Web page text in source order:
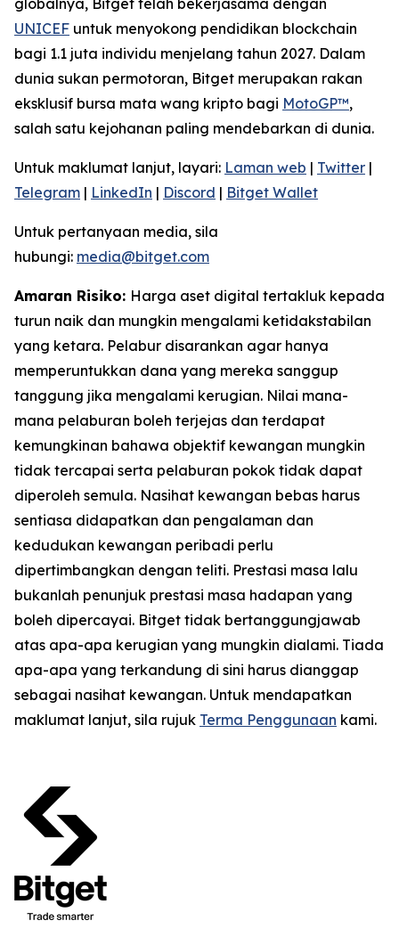
globalnya, Bitget telah bekerjasama dengan
UNICEF untuk menyokong pendidikan blockchain
bagi 1.1 juta individu menjelang tahun 2027. Dalam
dunia sukan permotoran, Bitget merupakan rakan
eksklusif bursa mata wang kripto bagi MotoGP™,
salah satu kejohanan paling mendebarkan di dunia.
Untuk maklumat lanjut, layari: Laman web | Twitter |
Telegram | LinkedIn | Discord | Bitget Wallet
Untuk pertanyaan media, sila
hubungi: media@bitget.com
Amaran Risiko: Harga aset digital tertakluk kepada
turun naik dan mungkin mengalami ketidakstabilan
yang ketara. Pelabur disarankan agar hanya
memperuntukkan dana yang mereka sanggup
tanggung jika mengalami kerugian. Nilai mana-
mana pelaburan boleh terjejas dan terdapat
kemungkinan bahawa objektif kewangan mungkin
tidak tercapai serta pelaburan pokok tidak dapat
diperoleh semula. Nasihat kewangan bebas harus
sentiasa didapatkan dan pengalaman dan
kedudukan kewangan peribadi perlu
dipertimbangkan dengan teliti. Prestasi masa lalu
bukanlah penunjuk prestasi masa hadapan yang
boleh dipercayai. Bitget tidak bertanggungjawab
atas apa-apa kerugian yang mungkin dialami. Tiada
apa-apa yang terkandung di sini harus dianggap
sebagai nasihat kewangan. Untuk mendapatkan
maklumat lanjut, sila rujuk Terma Penggunaan kami.